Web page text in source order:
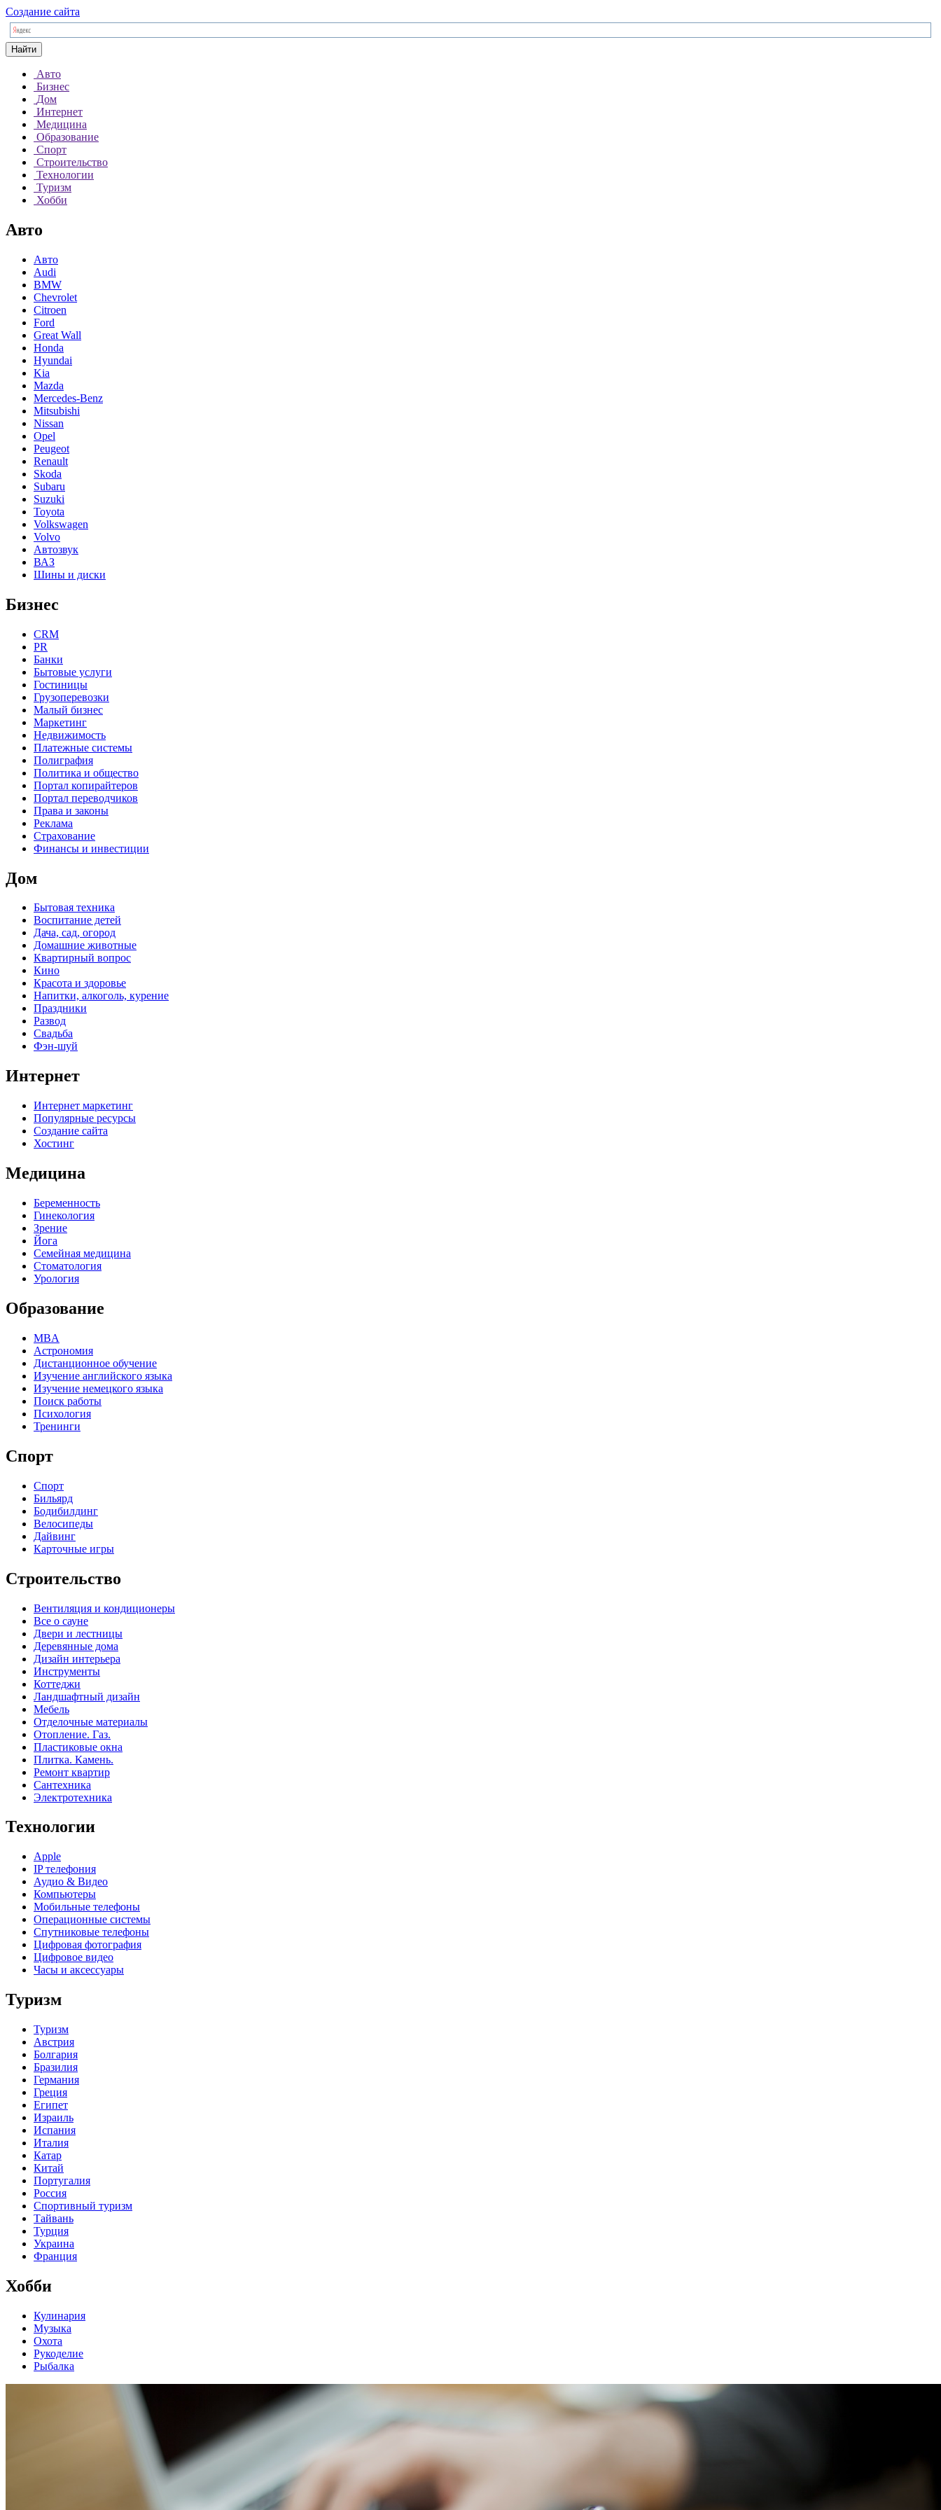
Создание сайта
Найти
Авто
Бизнес
Дом
Интернет
Медицина
Образование
Спорт
Строительство
Технологии
Туризм
Хобби
Авто
Авто
Audi
BMW
Chevrolet
Citroen
Ford
Great Wall
Honda
Hyundai
Kia
Mazda
Mercedes-Benz
Mitsubishi
Nissan
Opel
Peugeot
Renault
Skoda
Subaru
Suzuki
Toyota
Volkswagen
Volvo
Автозвук
ВАЗ
Шины и диски
Бизнес
CRM
PR
Банки
Бытовые услуги
Гостиницы
Грузоперевозки
Малый бизнес
Маркетинг
Недвижимость
Платежные системы
Полиграфия
Политика и общество
Портал копирайтеров
Портал переводчиков
Права и законы
Реклама
Страхование
Финансы и инвестиции
Дом
Бытовая техника
Воспитание детей
Дача, сад, огород
Домашние животные
Квартирный вопрос
Кино
Красота и здоровье
Напитки, алкоголь, курение
Праздники
Развод
Свадьба
Фэн-шуй
Интернет
Интернет маркетинг
Популярные ресурсы
Создание сайта
Хостинг
Медицина
Беременность
Гинекология
Зрение
Йога
Семейная медицина
Стоматология
Урология
Образование
MBA
Астрономия
Дистанционное обучение
Изучение английского языка
Изучение немецкого языка
Поиск работы
Психология
Тренинги
Спорт
Спорт
Бильярд
Бодибилдинг
Велосипеды
Дайвинг
Карточные игры
Строительство
Вентиляция и кондиционеры
Все о сауне
Двери и лестницы
Деревянные дома
Дизайн интерьера
Инструменты
Коттеджи
Ландшафтный дизайн
Мебель
Отделочные материалы
Отопление. Газ.
Пластиковые окна
Плитка. Камень.
Ремонт квартир
Сантехника
Электротехника
Технологии
Apple
IP телефония
Аудио & Видео
Компьютеры
Мобильные телефоны
Операционные системы
Спутниковые телефоны
Цифровая фотография
Цифровое видео
Часы и аксессуары
Туризм
Туризм
Австрия
Болгария
Бразилия
Германия
Греция
Египет
Израиль
Испания
Италия
Катар
Китай
Португалия
Россия
Спортивный туризм
Тайвань
Турция
Украина
Франция
Хобби
Кулинария
Музыка
Охота
Рукоделие
Рыбалка